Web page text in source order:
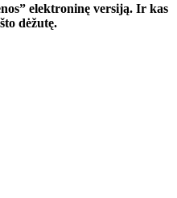
elektroninę versiją. Ir kas
dėžutę.